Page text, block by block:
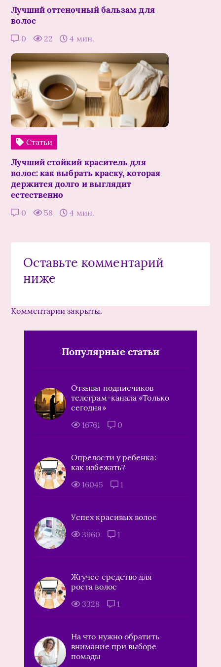
Лучший оттеночный бальзам для
волос
0 22 4 мин.
Статьи
Лучший стойкий краситель для
волос: как выбрать краску, которая
держится долго и выглядит
естественно
0 58 4 мин.
Оставьте комментарий
ниже
Комментарии закрыты.
Популярные статьи
Отзывы подписчиков
телеграм-канала «Только
сегодня»
16761
0
Опрелости у ребенка:
как избежать?
16045
1
Успех красивых волос
3960
1
Жгучее средство для
роста волос
3328
1
На что нужно обратить
внимание при выборе
помады